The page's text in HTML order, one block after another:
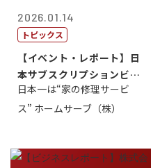
2026.01.14
トピックス
【イベント・レポート】日
本サブスクリプションビジ
ネス大賞20...
日本一は“家の修理サービ
ス” ホームサーブ（株）